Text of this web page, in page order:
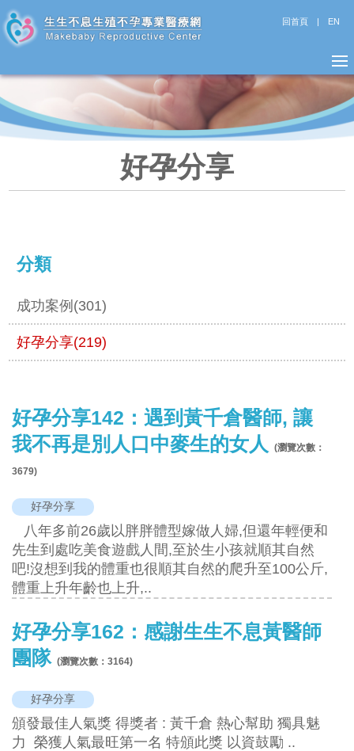
回首頁| EN
好孕分享
分類
成功案例(301)
好孕分享(219)
好孕分享142：遇到黃千倉醫師, 讓
我不再是別人口中麥生的女人
(瀏覽次數：
3679)
好孕分享
八年多前26歲以胖胖體型嫁做人婦,但還年輕便和
先生到處吃美食遊戲人間,至於生小孩就順其自然
吧!沒想到我的體重也很順其自然的爬升至100公斤,
體重上升年齡也上升,..
好孕分享162：感謝生生不息黃醫師
團隊 (瀏覽次數：3164)
好孕分享
頒發最佳人氣獎 得獎者 : 黃千倉 熱心幫助 獨具魅
力 榮獲人氣最旺第一名 特頒此獎 以資鼓勵 ..